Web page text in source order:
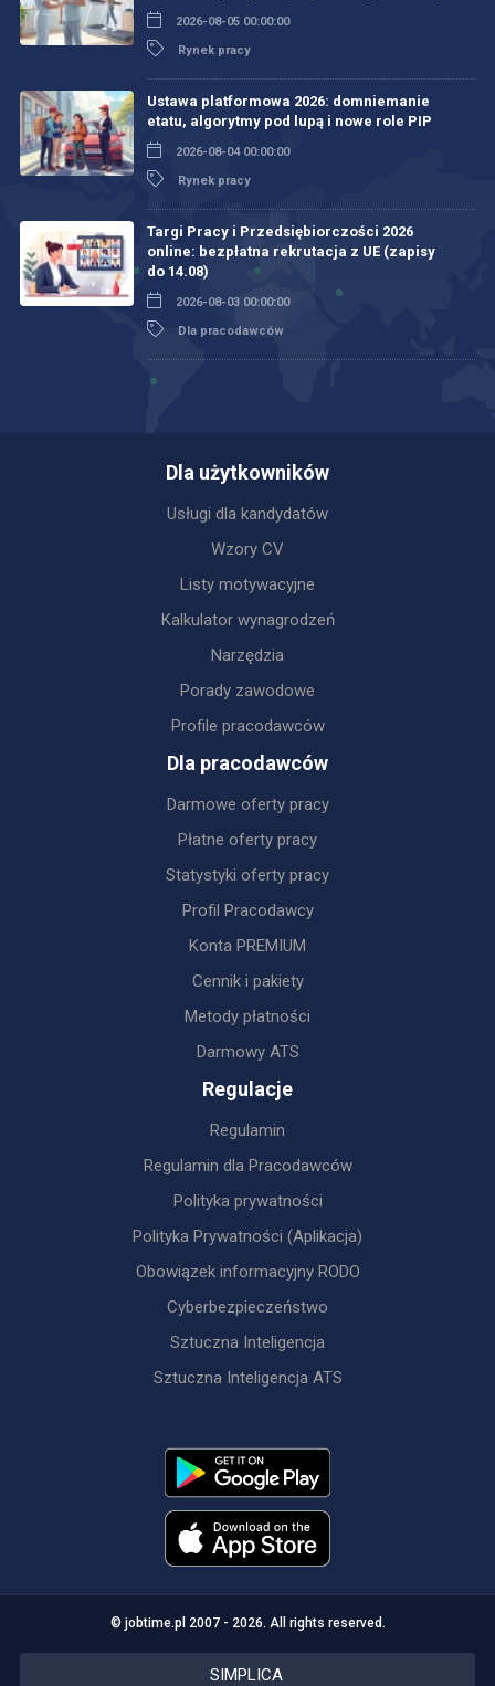
2026-08-05 00:00:00
Rynek pracy
Ustawa platformowa 2026: domniemanie
etatu, algorytmy pod lupą i nowe role PIP
2026-08-04 00:00:00
Rynek pracy
Targi Pracy i Przedsiębiorczości 2026
online: bezpłatna rekrutacja z UE (zapisy
do 14.08)
2026-08-03 00:00:00
Dla pracodawców
Dla użytkowników
Usługi dla kandydatów
Wzory CV
Listy motywacyjne
Kalkulator wynagrodzeń
Narzędzia
Porady zawodowe
Profile pracodawców
Dla pracodawców
Darmowe oferty pracy
Płatne oferty pracy
Statystyki oferty pracy
Profil Pracodawcy
Konta PREMIUM
Cennik i pakiety
Metody płatności
Darmowy ATS
Regulacje
Regulamin
Regulamin dla Pracodawców
Polityka prywatności
Polityka Prywatności (Aplikacja)
Obowiązek informacyjny RODO
Cyberbezpieczeństwo
Sztuczna Inteligencja
Sztuczna Inteligencja ATS
© jobtime.pl 2007 - 2026. All rights reserved.
SIMPLICA